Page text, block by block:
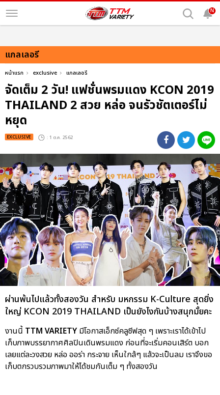
N
แกลเลอรี
หน้าแรก exclusive แกลเลอรี
จัดเต็ม 2 วัน! แฟชั่นพรมแดง KCON 2019
THAILAND 2 สวย หล่อ จนรัวชัตเตอร์ไม่
หยุด
EXCLUSIVE : 1 ต.ค. 2562
ผ่านพ้นไปแล้วทั้งสองวัน สำหรับ มหกรรม K-Culture สุดยิ่ง
ใหญ่ KCON 2019 THAILAND เป็นยังไงกันบ้างสนุกมั้ยคะ
งานนี้ TTM VARIETY มีโอกาสเอ็กซ์คลูซีฟสุด ๆ เพราะเราได้เข้าไป
เก็บภาพบรรยากาศศิลปินเดินพรมแดง ก่อนที่จะเริ่มคอนเสิร์ต บอก
เลยแต่ละวงสวย หล่อ ออร่า กระจาย เห็นใกล้ๆ แล้วจะเป็นลม เราจึงขอ
เก็บตกรวบรวมภาพมาให้ได้ชมกันเต็ม ๆ ทั้งสองวัน